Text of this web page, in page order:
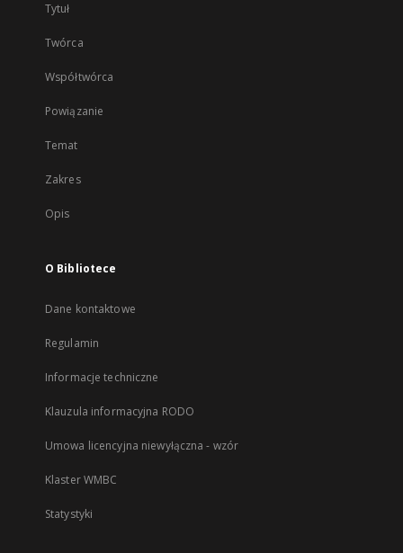
Tytuł
Twórca
Współtwórca
Powiązanie
Temat
Zakres
Opis
O Bibliotece
Dane kontaktowe
Regulamin
Informacje techniczne
Klauzula informacyjna RODO
Umowa licencyjna niewyłączna - wzór
Klaster WMBC
Statystyki